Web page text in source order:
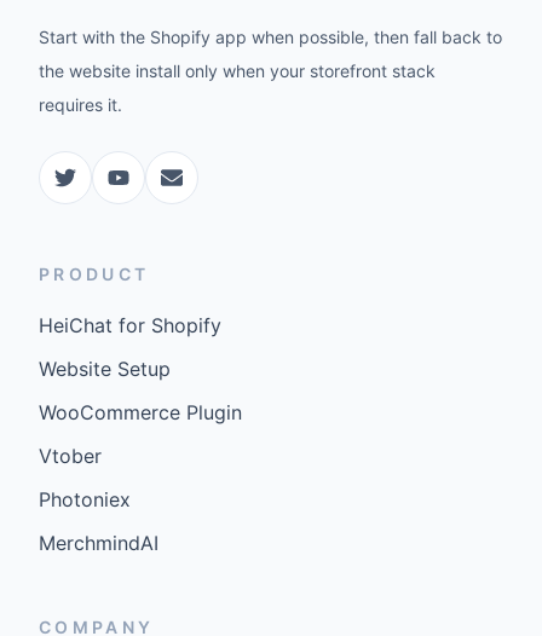
Start with the Shopify app when possible, then fall back to
the website install only when your storefront stack
requires it.
PRODUCT
HeiChat for Shopify
Website Setup
WooCommerce Plugin
Vtober
Photoniex
MerchmindAI
COMPANY